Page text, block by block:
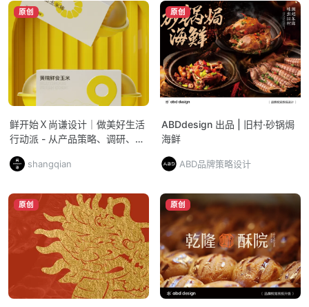
原创
鲜开始Ｘ尚谦设计｜做美好生活
行动派 - 从产品策略、调研、研
牌全案CAS
shangqian
原创
ABDdesign 出品 | 旧村·砂锅焗
海鲜
ABD品牌策略设计
原创 原创